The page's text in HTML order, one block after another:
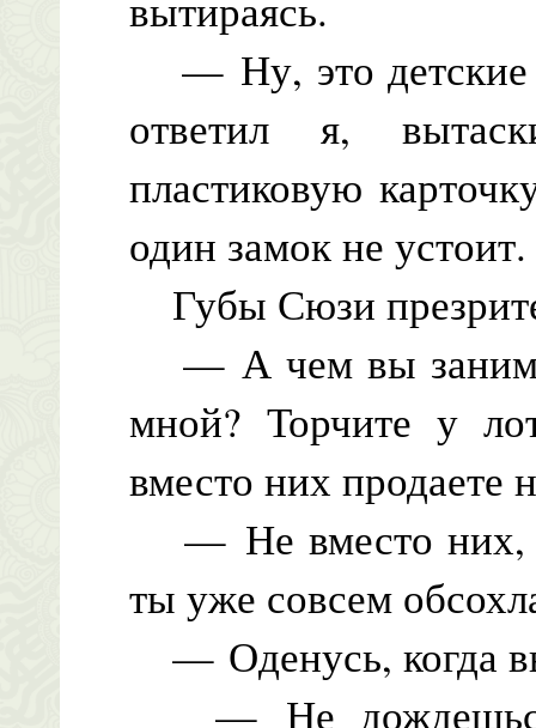
— Ну, это детские
ответил я,
пластиковую
один замок не устоит.
Губы Сюзи
— А чем вы
мной? Торчите у
вместо них продаете
— Не вместо них,
ты уже совсем
— Оденусь, когда
— Не